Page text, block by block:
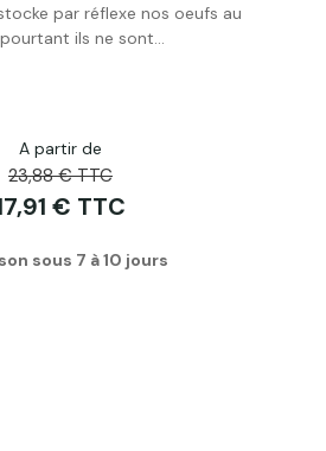
Acheter
par réflexe nos oeufs au
ils ne sont...
A partir de
23,88 € TTC
€ TTC
sous 7 à 10 jours